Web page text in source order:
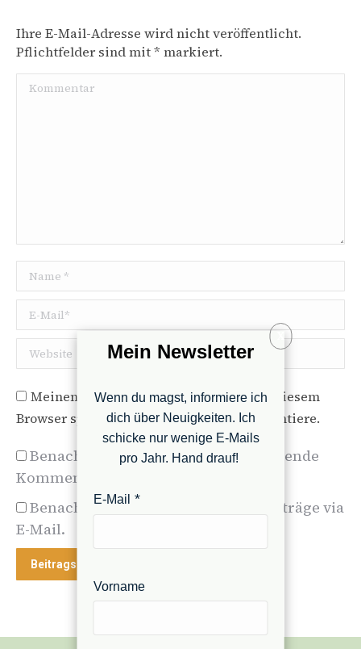
Ihre E-Mail-Adresse wird nicht veröffentlicht.
Pflichtfelder sind mit* markiert.
Kommentar
Name *
E-Mail *
Website
Meinen Namen, E-Mail und Website in diesem
Browser speichern, bis ich wieder kommentiere.
Benachrichtige mich über nachfolgende
Kommentare via E-Mail.
Benachrichtige mich über neue Beiträge via
E-Mail.
Beitragskommentare
X
Mein Newsletter
Wenn du magst, informiere ich
dich über Neuigkeiten. Ich
schicke nur wenige E-Mails
pro Jahr. Hand drauf!
E-Mail
Vorname